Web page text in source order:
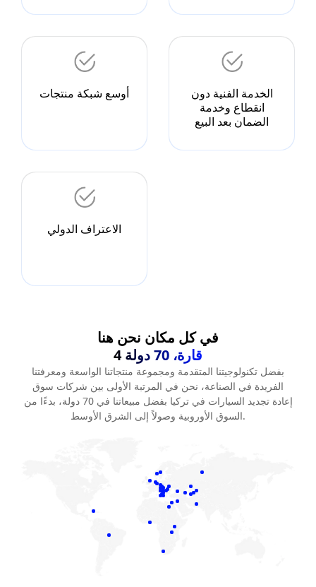
أوسع شبكة منتجات
الخدمة الفنية دون
انقطاع وخدمة
الضمان بعد البيع
الاعتراف الدولي
4 قارة، 70 دولة
بفضل تكنولوجيتنا المتقدمة ومجموعة منتجاتنا الواسعة ومعرفتنا
الفريدة في الصناعة، نحن في المرتبة الأولى بين شركات سوق
إعادة تجديد السيارات في تركيا بفضل مبيعاتنا في 70 دولة، بدءًا من
السوق الأوروبية وصولاً إلى الشرق الأوسط.